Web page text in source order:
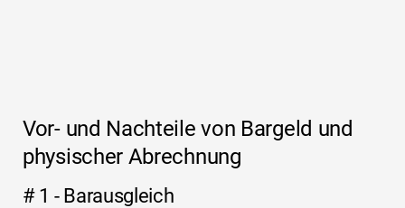
Vor- und Nachteile von Bargeld und
physischer Abrechnung
# 1 - Barausgleich